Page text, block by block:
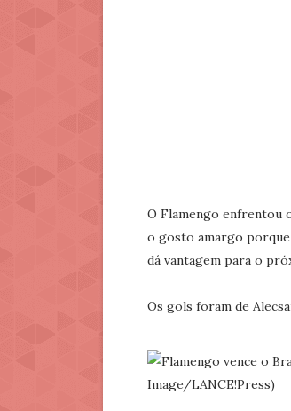
O Flamengo enfrentou
o gosto amargo
dá vantagem para o
Os gols foram de